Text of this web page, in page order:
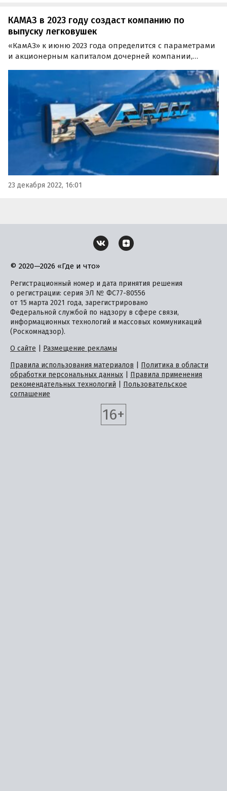
КАМАЗ в 2023 году создаст компанию по
выпуску легковушек
«КамАЗ» к июню 2023 года определится с параметрами
и акционерным капиталом дочерней компании,
концерна, в том числе электромобилем «Атом».
23 декабря 2022, 16:01
© 2020—2026 «Где и что»
Регистрационный номер и дата принятия решения
о регистрации: серия ЭЛ № ФС77-80556
от 15 марта 2021 года, зарегистрировано
Федеральной службой по надзору в сфере связи,
информационных технологий и массовых коммуникаций
(Роскомнадзор).
О сайте
Размещение рекламы
Правила использования материалов
Политика в области
обработки персональных данных
Правила применения
рекомендательных технологий
Пользовательское
соглашение
16+